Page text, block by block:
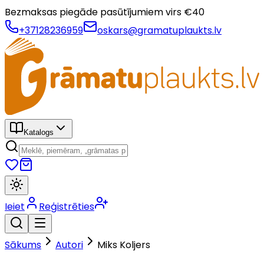
Bezmaksas piegāde pasūtījumiem virs €40
+37128236959
oskars@gramatuplaukts.lv
Katalogs
Ieiet Reģistrēties
Sākums Autori Miks Koljers